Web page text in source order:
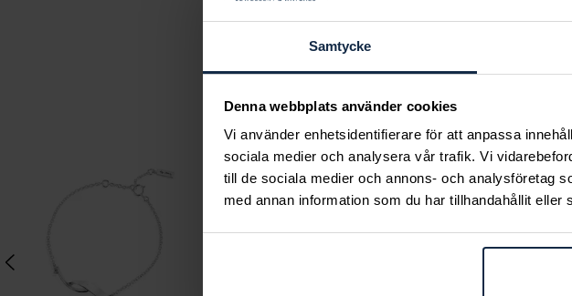
Samtycke
Denna webbplats använder cookies
Vi använder enhetsidentifierare för att anpassa
sociala medier och analysera vår trafik. Vi
till de sociala medier och annons- och analysföretag
med annan information som du har tillhandahållit